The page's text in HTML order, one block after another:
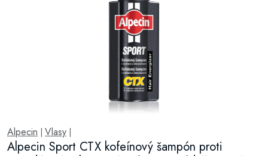
Alpecin Vlasy
Alpecin Sport CTX kofeínový šampón proti